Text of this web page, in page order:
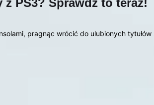
PS3? Sprawdź to teraz!
pragnąc wrócić do ulubionych tytułów